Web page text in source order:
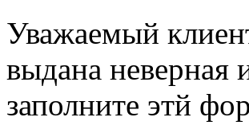
Уважаемый
выдана неверная
заполните этй